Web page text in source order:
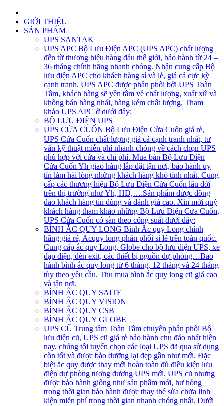
GIỚI THIỆU
SẢN PHẨM
UPS SANTAK
UPS APC Bộ Lưu Điện APC (UPS APC) chất lượng
đến từ thương hiệu hàng đầu thế giới, bảo hành từ 24 –
36 tháng chính hãng nhanh chóng. Nhận cung cấp Bộ
lưu điện APC cho khách hàng sỉ và lẻ, giá cả cực kỳ
cạnh tranh. UPS APC được phân phối bởi UPS Toàn
Tâm, khách hàng sẽ yên tâm về chất lượng, xuất xứ và
không bán hàng nhái, hàng kém chất lượng. Tham
khảo UPS APC ở dưới đây:
BỘ LƯU ĐIỆN UPS
UPS CỬA CUỐN Bộ Lưu Điện Cửa Cuốn giá rẻ,
UPS Cửa Cuốn chất lượng giá cả cạnh tranh nhất, tư
vấn kỹ thuật miễn phí nhanh chóng về cách chọn UPS
phù hợp với cửa và chi phí. Mua bán Bộ Lưu Điện
Cửa Cuốn Yh giao hàng lắp đặt tận nơi, bảo hành uy
tín làm hài lòng những khách hàng khó tính nhất. Cung
cấp các thương hiệu Bộ Lưu Điện Cửa Cuốn lâu đời
trên thị trường như Yh, HD,….Sản phẩm được đông
đảo khách hàng tin dùng và đánh giá cao. Xin mời quý
khách hàng tham khảo những Bộ Lưu Điện Cửa Cuốn,
UPS Cửa Cuốn có sẵn theo công suất dưới đây:
BÌNH ẮC QUY LONG Bình Ắc quy Long chính
hãng giá rẻ, Acquy long phân phối sỉ lẻ trên toàn quốc.
Cung cấp ắc quy Long, Globe cho bộ lưu điện UPS, xe
đạp điện, đèn exit, các thiết bị nguồn dự phòng…Bảo
hành bình ắc quy long từ 6 tháng, 12 tháng và 24 tháng
tùy theo yêu cầu. Thu mua bình ắc quy long cũ giá cao
và tận nơi.
BÌNH ẮC QUY SAITE
BÌNH ẮC QUY VISION
BÌNH ẮC QUY CSB
BÌNH ẮC QUY GLOBE
UPS CŨ Trung tâm Toàn Tâm chuyên phân phối Bộ
lưu điện cũ, UPS cũ giá rẻ bảo hành chu đáo nhất hiện
nay, chúng tôi tuyển chọn các loại UPS đã qua sử dụng
còn tốt và được bảo dưỡng lại đẹp gần như mới. Đặc
biệt ắc quy được thay mới hoàn toàn đủ điều kiện lưu
điện dự phòng tương đương UPS mới. UPS cũ nhưng
được bảo hành giống như sản phẩm mới, hư hỏng
trong thời gian bảo hành được thay thế sửa chữa linh
kiện miễn phí trong thời gian nhanh chóng nhất. Dưới